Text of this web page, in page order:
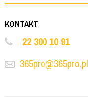
KONTAKT
22 300 10 91
365pro@365pro.pl